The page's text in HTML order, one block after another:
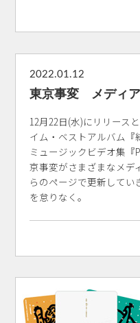
2022.01.12
東京事変 メディ
12月22日(水)にリリース
イム・ベストアルバム『
ミュージックビデオ集『
京事変がさまざまなメデ
らのページで更新してい
を怠りなく。